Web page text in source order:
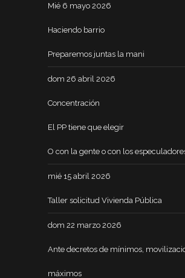
Mié 6 mayo 2026
Haciendo barrio
Preparemos juntas la mani
dom 26 abril 2026
Concentración
El PP tiene que elegir
O con la gente o con los
mié 15 abril 2026
Taller solicitud Vivienda Pública
dom 22 marzo 2026
Ante decretos de mínimos,
máximos